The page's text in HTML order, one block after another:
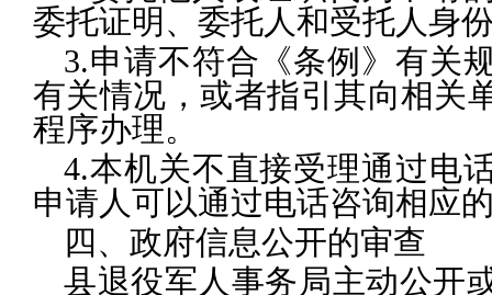
委托证明、委托人和受托人身
3.申请不符合《条例》有关
有关情况，或者指引其向相关
程序办理。
4.本机关不直接受理通过电
申请人可以通过电话咨询相应
四、政府信息公开的审查
县退役军人事务局主动公开